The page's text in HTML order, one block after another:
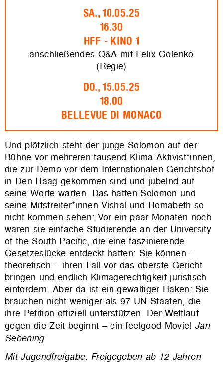
SA., 10.05.25
16.30
HFF - KINO 1
anschließendes Q&A mit Felix Golenko
(Regie)
DO., 15.05.25
18.00
BELLEVUE DI MONACO
Und plötzlich steht der junge Solomon auf der
Bühne vor mehreren tausend Klima-Aktivist*innen,
die zur Demo vor dem Internationalen Gerichtshof
in Den Haag gekommen sind und jubelnd auf
seine Worte warten. Das hatten Solomon und
seine Mitstreiter*innen Vishal und Romabeth so
nicht kommen sehen: Vor ein paar Monaten noch
waren sie einfache Studierende an der University
of the South Pacific, die eine faszinierende
Gesetzeslücke entdeckt hatten: Sie können –
theoretisch – ihren Fall vor das oberste Gericht
bringen und endlich Klimagerechtigkeit juristisch
einfordern. Aber da ist ein gewaltiger Haken: Sie
brauchen nicht weniger als 97 UN-Staaten, die
ihre Petition offiziell unterstützen. Der Wettlauf
gegen die Zeit beginnt – ein feelgood Movie! Jan
Sebening
Mit Jugendfreigabe: Freigegeben ab 12 Jahren